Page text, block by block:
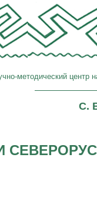
методический центр
С.